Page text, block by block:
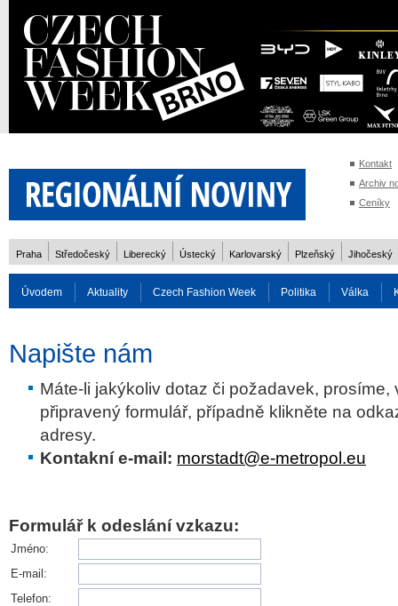
Kontakt
Archiv
Ceníky
Praha Středočeský Liberecký Ústecký Karlovarský Plzeňský Jihočeský
Úvodem Aktuality Czech Fashion Week Politika Válka
Rozhovory
Napište nám
Máte-li jakýkoliv dotaz či požadavek, prosíme,
připravený formulář, případně klikněte na
adresy.
Kontakní e-mail: morstadt@e-metropol.eu
Formulář k odeslání vzkazu:
Jméno:
E-mail:
Telefon: